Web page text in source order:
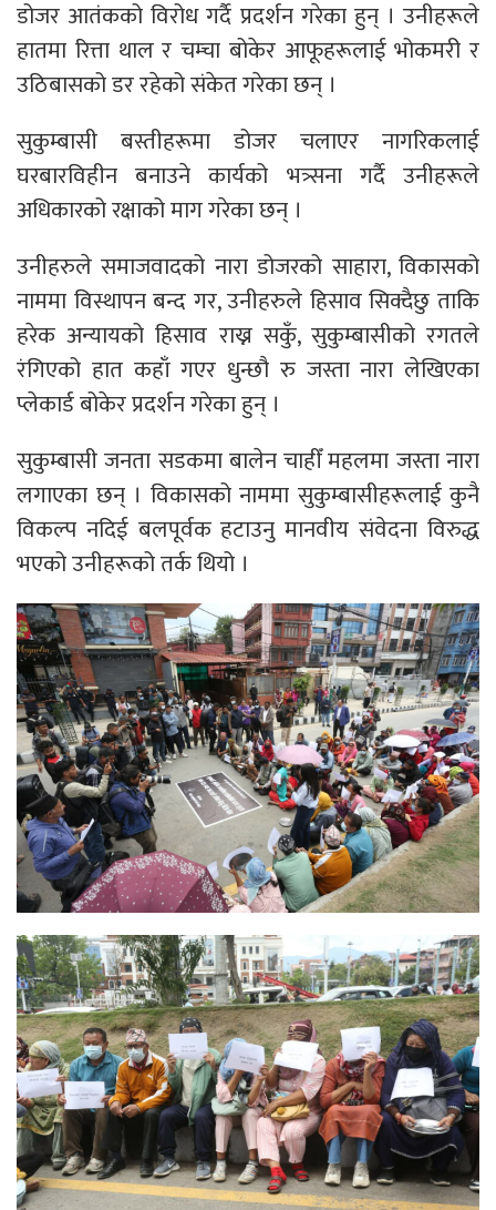
डोजर आतंकको विरोध गर्दै प्रदर्शन गरेका हुन् । उनीहरूले
हातमा रित्ता थाल र चम्चा बोकेर आफूहरूलाई भोकमरी र
उठिबासको डर रहेको संकेत गरेका छन् ।
सुकुम्बासी बस्तीहरूमा डोजर चलाएर नागरिकलाई
घरबारविहीन बनाउने कार्यको भत्र्सना गर्दै उनीहरूले
अधिकारको रक्षाको माग गरेका छन् ।
उनीहरुले समाजवादको नारा डोजरको साहारा, विकासको
नाममा विस्थापन बन्द गर, उनीहरुले हिसाव सिक्दैछु ताकि
हरेक अन्यायको हिसाव राख्न सकुँ, सुकुम्बासीको रगतले
रंगिएको हात कहाँ गएर धुन्छौ रु जस्ता नारा लेखिएका
प्लेकार्ड बोकेर प्रदर्शन गरेका हुन् ।
सुकुम्बासी जनता सडकमा बालेन चाहीँ महलमा जस्ता नारा
लगाएका छन् । विकासको नाममा सुकुम्बासीहरूलाई कुनै
विकल्प नदिई बलपूर्वक हटाउनु मानवीय संवेदना विरुद्ध
भएको उनीहरूको तर्क थियो ।